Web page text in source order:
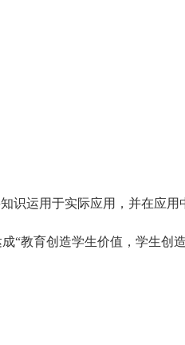
识运用于实际应用，并在应用
“教育创造学生价值，学生创